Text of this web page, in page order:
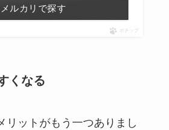
メルカリで探す
ポチップ
くなる
リットがもう一つありまし